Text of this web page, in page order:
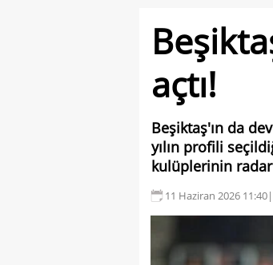
açtı!
Beşiktaş'ın da
yılın profili
kulüplerinin
11 Haziran 2026 11:40